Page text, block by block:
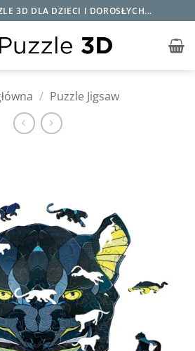
3D DLA DZIECI I DOROSŁYCH...
/ Puzzle Jigsaw